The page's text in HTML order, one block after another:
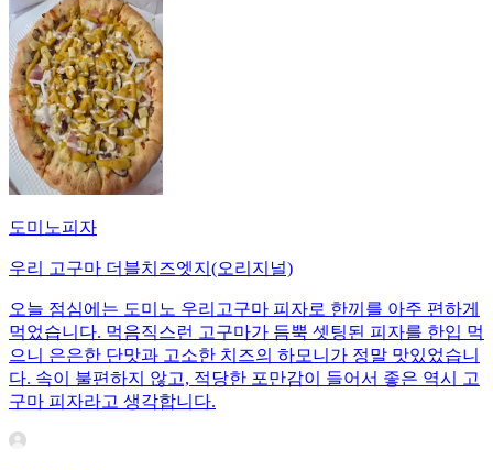
도미노피자
우리 고구마 더블치즈엣지(오리지널)
오늘 점심에는 도미노 우리고구마 피자로 한끼를 아주 편하게
먹었습니다. 먹음직스런 고구마가 듬뿍 셋팅된 피자를 한입 먹
으니 은은한 단맛과 고소한 치즈의 하모니가 정말 맛있었습니
다. 속이 불편하지 않고, 적당한 포만감이 들어서 좋은 역시 고
구마 피자라고 생각합니다.